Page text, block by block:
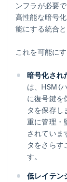
ンフラが必要
高性能な暗号
能にする統合
これを可能に
暗号化され
は、HSM (
に復号鍵を
タを保存し
重に管理・
されていま
タをさらす
す。
低レイテン